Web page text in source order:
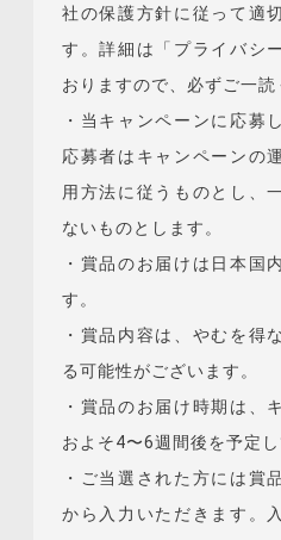
社の保護方針に従って適
す。詳細は「プライバシ
おりますので、必ずご一読
・当キャンペーンに応募
応募者はキャンペーンの
用方法に従うものとし、
ないものとします。
・賞品のお届けは日本国
す。
・賞品内容は、やむを得
る可能性がございます。
・賞品のお届け時期は、
およそ4〜6週間後を予定し
・ご当選された方には賞
から入力いただきます。